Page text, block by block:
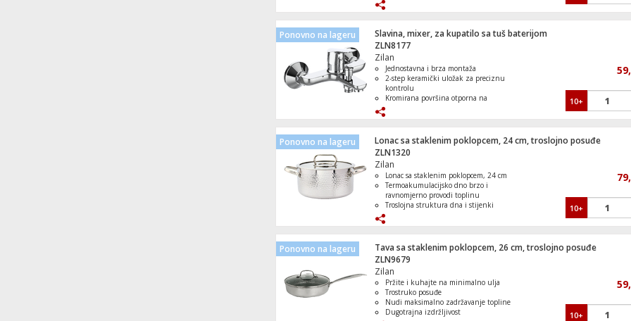
Soft Touch ručka za udobno držanje.
Moderan i elegantan dizajn.
Ponovno na lageru
Slavina, mixer, za kupatilo sa tuš baterijom
ZLN8177
Zilan
Jednostavna i brza montaža
2-step keramički uložak za preciznu
kontrolu
Kromirana površina otporna na
Stabilna konstrukcija za svakodnevnu
upotrebu
Usklađen dizajn koji se uklapa u
različite enterijere
10+
Ponovno na lageru
Lonac sa staklenim poklopcem, 24 cm, troslojno posuđe
ZLN1320
Zilan
Lonac sa staklenim poklopcem, 24 cm
Termoakumulacijsko dno brzo i
ravnomjerno provodi toplinu
Troslojna struktura dna i stijenki
za paru
Može se koristiti na svim vrstama ploča
za kuhanje
10+
Ponovno na lageru
Tava sa staklenim poklopcem, 26 cm, troslojno posuđe
ZLN9679
Zilan
Pržite i kuhajte na minimalno ulja
Trostruko posuđe
Nudi maksimalno zadržavanje topline
Dugotrajna izdržljivost
10+